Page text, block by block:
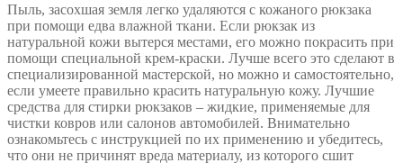
Пыль, засохшая земля легко удаляются с кожаного рюкзака
при помощи едва влажной ткани. Если рюкзак из
натуральной кожи вытерся местами, его можно покрасить при
помощи специальной крем-краски. Лучше всего это сделают в
специализированной мастерской, но можно и самостоятельно,
если умеете правильно красить натуральную кожу. Лучшие
средства для стирки рюкзаков – жидкие, применяемые для
чистки ковров или салонов автомобилей. Внимательно
ознакомьтесь с инструкцией по их применению и убедитесь,
что они не причинят вреда материалу, из которого сшит